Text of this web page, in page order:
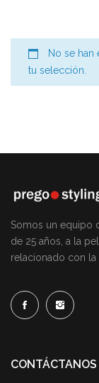
No se
tu selección.
Somos un equipo
de 25 años, a la
relacionado con la
CONTÁCTANOS